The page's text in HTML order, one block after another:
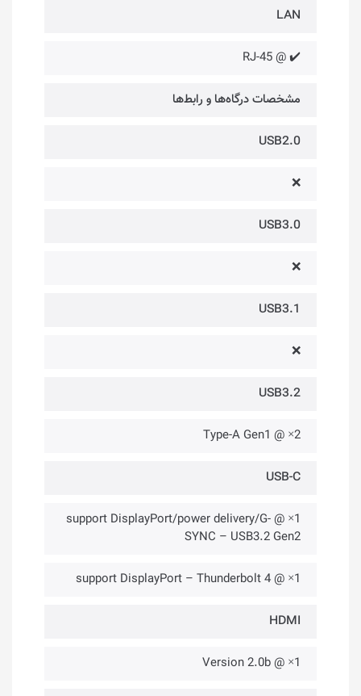
LAN
✔️ @ RJ-45
مشخصات درگاه‌ها و رابط‌ها
USB2.0
❌
USB3.0
❌
USB3.1
❌
USB3.2
2× @ Type-A Gen1
USB-C
1× @ support DisplayPort/power delivery/G-
SYNC – USB3.2 Gen2
1× @ support DisplayPort – Thunderbolt 4
HDMI
1× @ Version 2.0b